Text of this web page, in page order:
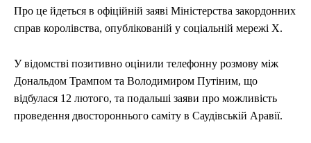
Про це йдеться в офіційній заяві Міністерства закордонних
справ королівства, опублікованій у соціальній мережі Х.
У відомстві позитивно оцінили телефонну розмову між
Дональдом Трампом та Володимиром Путіним, що
відбулася 12 лютого, та подальші заяви про можливість
проведення двостороннього саміту в Саудівській Аравії.